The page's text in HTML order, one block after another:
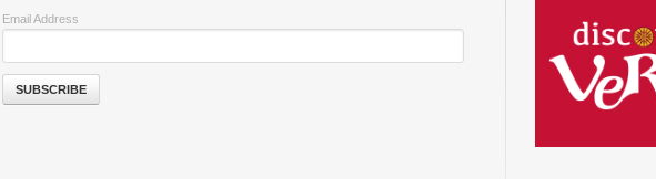
Email Address